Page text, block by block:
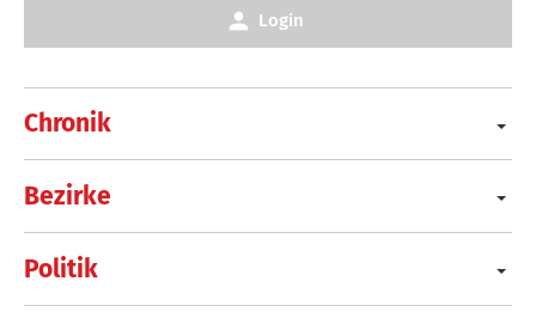
Chronik
Bezirke
Politik
Login